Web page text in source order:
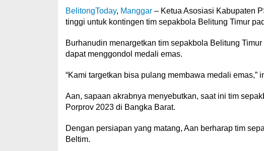
BelitongToday, Manggar– Ketua Asosiasi Kabupaten
tinggi untuk kontingen tim sepakbola Belitung Timur
Burhanudin menargetkan tim sepakbola Belitung
dapat menggondol medali emas.
“Kami targetkan bisa pulang membawa medali emas,”
Aan, sapaan akrabnya menyebutkan, saat ini tim
Porprov 2023 di Bangka Barat.
Dengan persiapan yang matang, Aan berharap tim
Beltim.